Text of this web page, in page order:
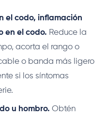
el codo, inflamación
en el codo. Reduce la
acorta el rango o
o banda más ligero
si los síntomas
u hombro. Obtén